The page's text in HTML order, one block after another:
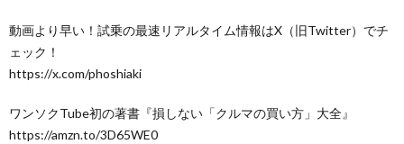
動画より早い！試乗の最速リアルタイム情報はX（旧Twitter）でチ
ェック！
https://x.com/phoshiaki
ワンソクTube初の著書『損しない「クルマの買い方」大全』
https://amzn.to/3D65WE0